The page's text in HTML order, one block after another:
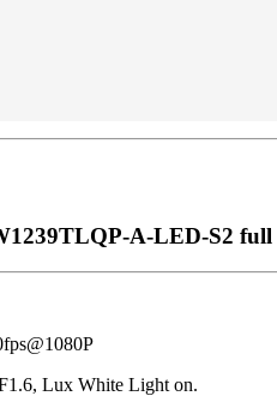
A-LED-S2
Lux White Light on.